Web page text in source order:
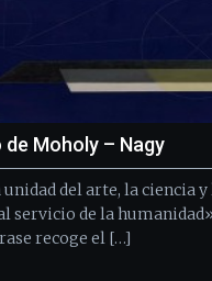
de Moholy – Nagy
unidad del arte, la ciencia y
servicio de la
recoge el […]